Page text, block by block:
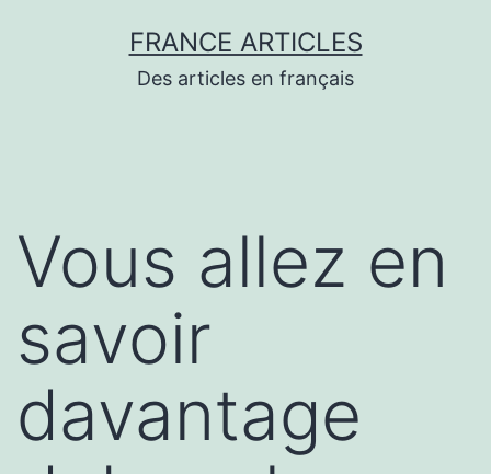
FRANCE ARTICLES
Des articles en français
Vous allez en
savoir
davantage